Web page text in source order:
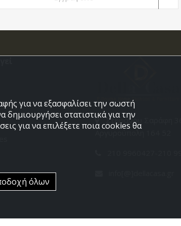
Στεφάνου Σαράφη 36,
για να εξασφαλίσει την σωστή
δημιουργήσει στατιστικά για την
για να επιλέξετε ποια cookies θα
όλων